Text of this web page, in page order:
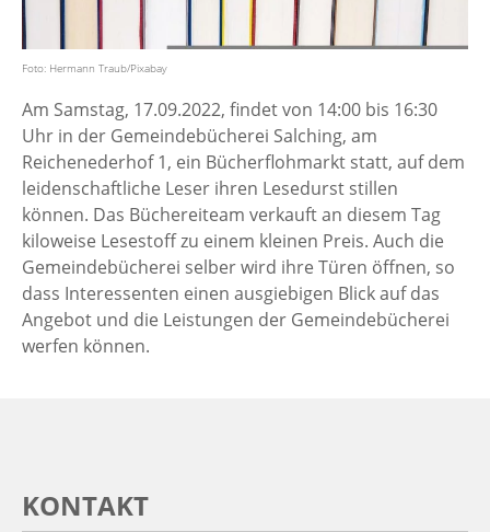
Foto: Hermann Traub/Pixabay
Am Samstag, 17.09.2022, findet von 14:00 bis 16:30
Uhr in der Gemeindebücherei Salching, am
Reichenederhof 1, ein Bücherflohmarkt statt, auf dem
leidenschaftliche Leser ihren Lesedurst stillen
können. Das Büchereiteam verkauft an diesem Tag
kiloweise Lesestoff zu einem kleinen Preis. Auch die
Gemeindebücherei selber wird ihre Türen öffnen, so
dass Interessenten einen ausgiebigen Blick auf das
Angebot und die Leistungen der Gemeindebücherei
werfen können.
KONTAKT